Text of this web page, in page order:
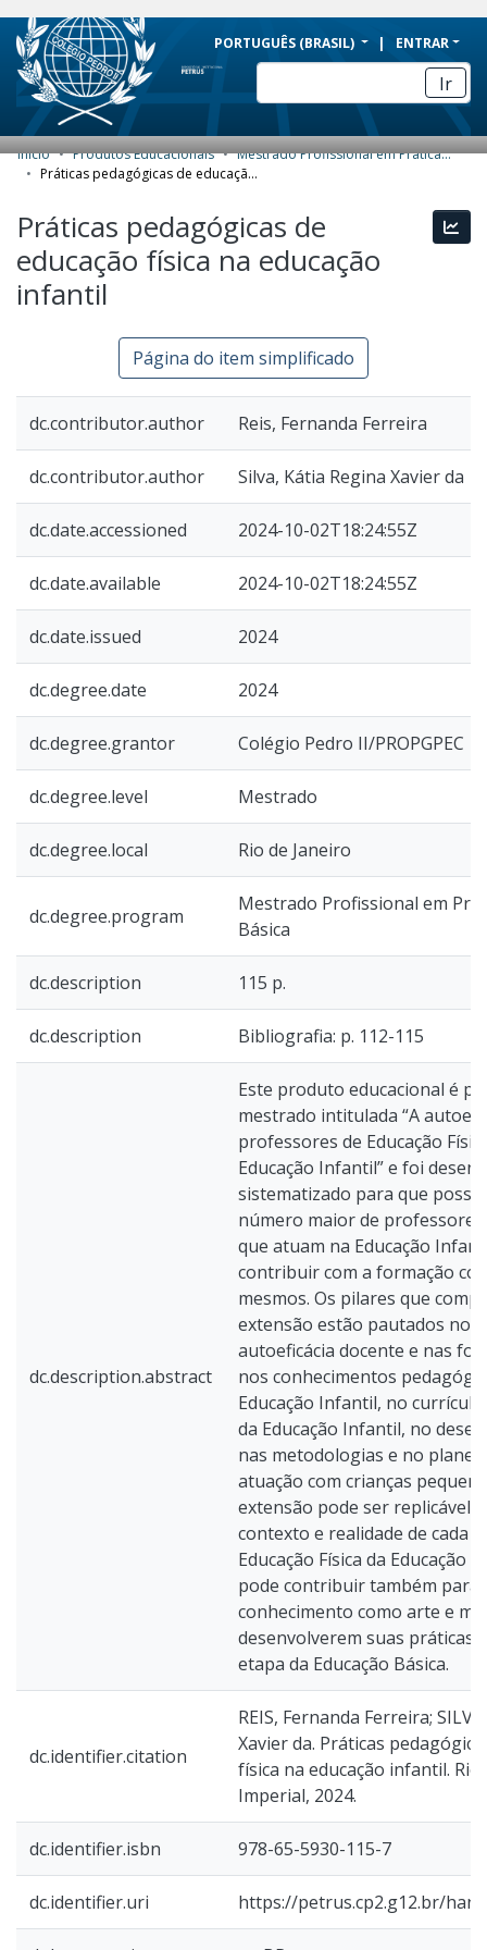
BRAZIL
Simplifique!
Comunica BR
Participe
Acesso à informação
Canais
PORTUGUÊS (BRASIL) ENTRAR
Ir
COMUNIDADES E COLEÇÕES
NAVEGAR
ESTATÍSTICAS
SOBRE
Início Produtos Educacionais
Mestrado Profissional em Práticas de Educação Básica (MPPEB) - Produtos Educacionais
Práticas pedagógicas de educação física na educação infantil
Práticas pedagógicas de
educação física na educação
infantil
Página do item simplificado
dc.contributor.author Reis, Fernanda Ferreira
dc.contributor.author Silva, Kátia Regina Xavier da
dc.date.accessioned 2024-10-02T18:24:55Z
dc.date.available 2024-10-02T18:24:55Z
dc.date.issued 2024
dc.degree.date 2024
dc.degree.grantor Colégio Pedro II/PROPGPEC
dc.degree.level Mestrado
dc.degree.local Rio de Janeiro
dc.degree.program
Mestrado Profissional em
Básica
dc.description 115 p.
dc.description Bibliografia: p. 112-115
dc.description.abstract
Este produto educacional é
mestrado intitulada “A
professores de Educação
Educação Infantil” e foi
sistematizado para que possa
número maior de professores
que atuam na Educação
contribuir com a formação
mesmos. Os pilares que
extensão estão pautados no
autoeficácia docente e nas
nos conhecimentos
Educação Infantil, no currículo
da Educação Infantil, no
nas metodologias e no
atuação com crianças
extensão pode ser replicável,
contexto e realidade de cada
Educação Física da Educação
pode contribuir também para
conhecimento como arte e
desenvolverem suas práticas
etapa da Educação Básica.
dc.identifier.citation
REIS, Fernanda Ferreira;
Xavier da. Práticas
física na educação infantil. Rio
Imperial, 2024.
dc.identifier.isbn 978-65-5930-115-7
dc.identifier.uri https://petrus.cp2.g12.br/